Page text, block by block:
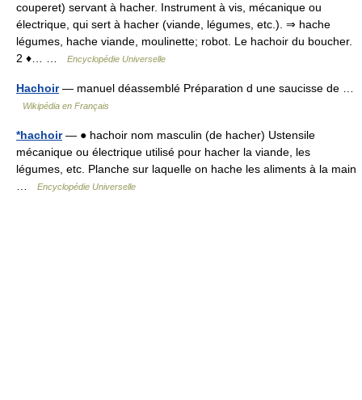
couperet) servant à hacher. Instrument à vis, mécanique ou
électrique, qui sert à hacher (viande, légumes, etc.). ⇒ hache
légumes, hache viande, moulinette; robot. Le hachoir du boucher.
2 ♦… …
Encyclopédie Universelle
Hachoir— manuel déassemblé Préparation d une saucisse de …
Wikipédia en Français
*hachoir— ● hachoir nom masculin (de hacher) Ustensile
mécanique ou électrique utilisé pour hacher la viande, les
légumes, etc. Planche sur laquelle on hache les aliments à la main
Encyclopédie Universelle